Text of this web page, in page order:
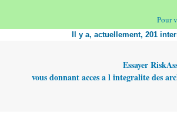
Pour
Il y a, actuellement, 201
Essayer
vous donnant acces a l integralite des